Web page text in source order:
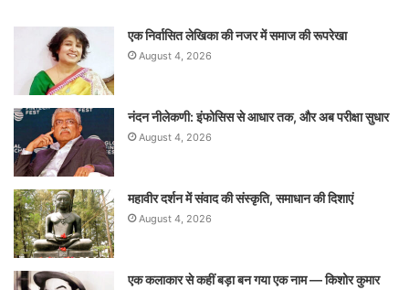
एक निर्वासित लेखिका की नजर में समाज की रूपरेखा
August 4, 2026
नंदन नीलेकणी: इंफोसिस से आधार तक, और अब परीक्षा सुधार
August 4, 2026
महावीर दर्शन में संवाद की संस्कृति, समाधान की दिशाएं
August 4, 2026
एक कलाकार से कहीं बड़ा बन गया एक नाम — किशोर कुमार